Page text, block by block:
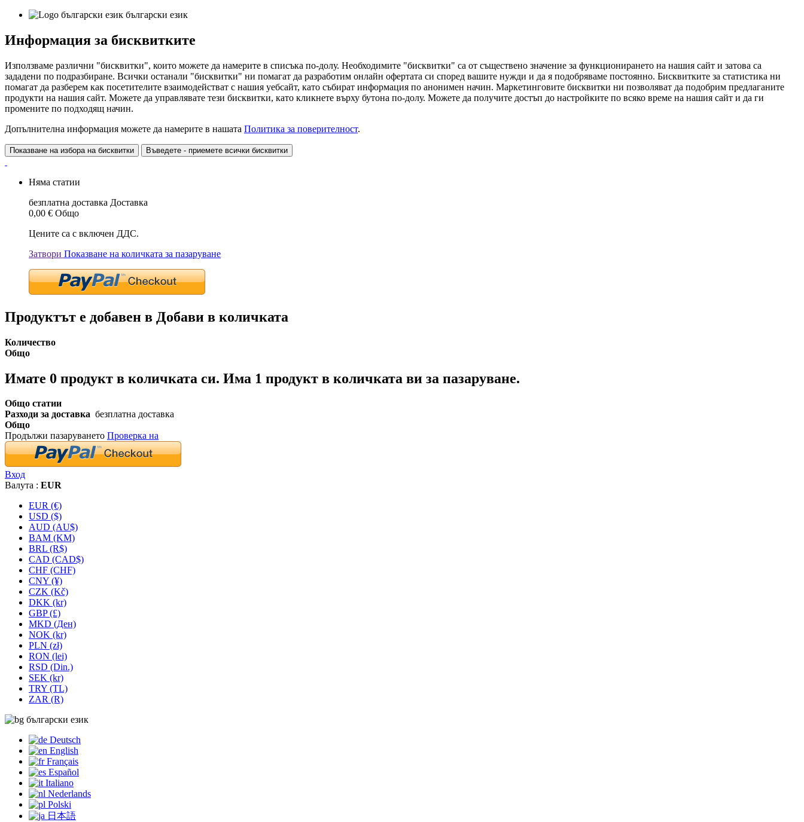
български език
Информация за бисквитките
Използваме различни "бисквитки", които можете да намерите в списъка по-долу. Необходимите "бисквитки" са от съществено значение за функционирането на нашия сайт и затова са
зададени по подразбиране. Всички останали "бисквитки" ни помагат да разработим онлайн офертата си според вашите нужди и да я подобряваме постоянно. Бисквитките за статистика ни
помагат да разберем как посетителите взаимодействат с нашия уебсайт, като събират информация по анонимен начин. Маркетинговите бисквитки ни позволяват да подобрим предлаганите
продукти на нашия сайт. Можете да управлявате тези бисквитки, като кликнете върху бутона по-долу. Можете да получите достъп до настройките по всяко време на нашия сайт и да ги
промените по подходящ начин.
Допълнителна информация можете да намерите в нашата Политика за поверителност.
Показване на избора на бисквитки Въведете - приемете всички бисквитки
Няма статии
безплатна доставка Доставка
0,00 € Общо
Цените са с включен ДДС.
Затвори Показване на количката за пазаруване
Продуктът е добавен в Добави в количката
Количество
Общо
Имате 0 продукт в количката си. Има 1 продукт в количката ви за пазаруване.
Общо статии
Разходи за доставка безплатна доставка
Общо
Продължи пазаруването Проверка на
Вход
Валута : EUR
EUR (€)
USD ($)
AUD (AU$)
BAM (KM)
BRL (R$)
CAD (CAD$)
CHF (CHF)
CNY (¥)
CZK (Kč)
DKK (kr)
GBP (£)
MKD (Ден)
NOK (kr)
PLN (zł)
RON (lei)
RSD (Din.)
SEK (kr)
TRY (TL)
ZAR (R)
български език
Deutsch
English
Français
Español
Italiano
Nederlands
Polski
日本語